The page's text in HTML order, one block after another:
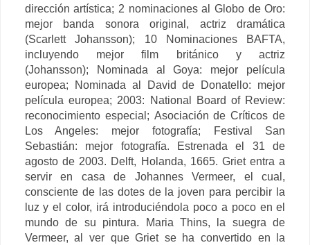
dirección artística; 2 nominaciones al Globo de Oro:
mejor banda sonora original, actriz dramática
(Scarlett Johansson); 10 Nominaciones BAFTA,
incluyendo mejor film británico y actriz
(Johansson);
Nominada al Goya: mejor película
europea;
Nominada al David de Donatello: mejor
película europea; 2003: National Board of Review:
reconocimiento especial; Asociación de Críticos de
Los Angeles: mejor fotografía;
Festival San
Sebastián: mejor fotografía. Estrenada el 31 de
agosto de 2003. Delft, Holanda, 1665. Griet entra a
servir en casa de Johannes Vermeer, el cual,
consciente de las dotes de la joven para percibir la
luz y el color, irá introduciéndola poco a poco en el
mundo de su pintura. Maria Thins, la suegra de
Vermeer, al ver que Griet se ha convertido en la